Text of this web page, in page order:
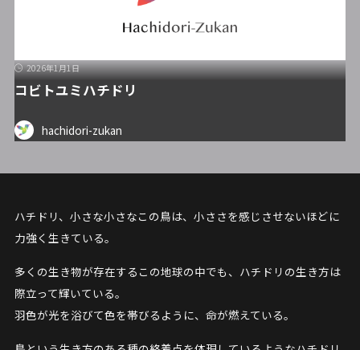
2026年1月1日
コビトユミハチドリ
hachidori-zukan
ハチドリ、小さな小さなこの鳥は、小ささを感じさせないほどに
力強く生きている。
多くの生き物が存在するこの地球の中でも、ハチドリの生き方は
際立って輝いている。
羽色が光を浴びて色を帯びるように、命が燃えている。